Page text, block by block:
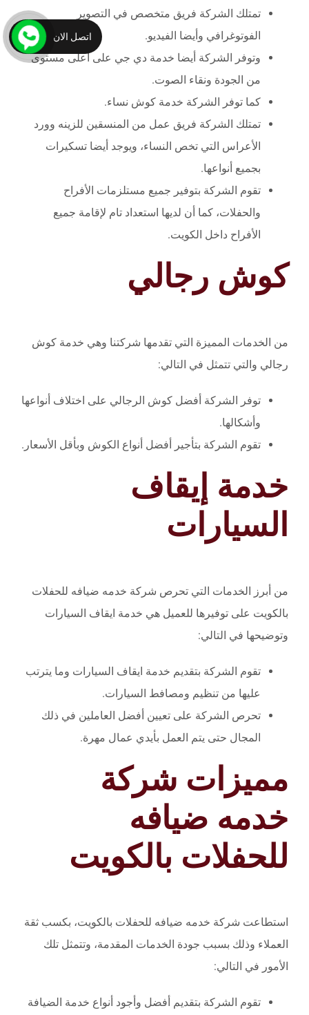
تمتلك الشركة فريق متخصص في التصوير
الفوتوغرافي وأيضا الفيديو.
وتوفر الشركة أيضا خدمة دي جي على أعلى مستوى
من الجودة ونقاء الصوت.
كما توفر الشركة خدمة كوش نساء.
تمتلك الشركة فريق عمل من المنسقين للزينه وورد
الأعراس التي تخص النساء، ويوجد أيضا تسكيرات
بجميع أنواعها.
تقوم الشركة بتوفير جميع مستلزمات الأفراح
والحفلات، كما أن لديها استعداد تام لإقامة جميع
الأفراح داخل الكويت.
كوش رجالي
من الخدمات المميزة التي تقدمها شركتنا وهي خدمة كوش
رجالي والتي تتمثل في التالي:
توفر الشركة أفضل كوش الرجالي على اختلاف أنواعها
وأشكالها.
تقوم الشركة بتأجير أفضل أنواع الكوش وبأقل الأسعار.
خدمة إيقاف
السيارات
من أبرز الخدمات التي تحرص شركة خدمه ضيافه للحفلات
بالكويت على توفيرها للعميل هي خدمة ايقاف السيارات
وتوضيحها في التالي:
تقوم الشركة بتقديم خدمة ايقاف السيارات وما يترتب
عليها من تنظيم ومصافط السيارات.
تحرص الشركة على تعيين أفضل العاملين في ذلك
المجال حتى يتم العمل بأيدي عمال مهرة.
مميزات شركة
خدمه ضيافه
للحفلات بالكويت
استطاعت شركة خدمه ضيافه للحفلات بالكويت، بكسب ثقة
العملاء وذلك بسبب جودة الخدمات المقدمة، وتتمثل تلك
الأمور في التالي:
تقوم الشركة بتقديم أفضل وأجود أنواع خدمة الضيافة
اتصل الان